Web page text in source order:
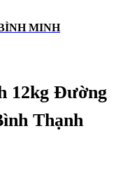
MINH
12kg Đường
Thạnh